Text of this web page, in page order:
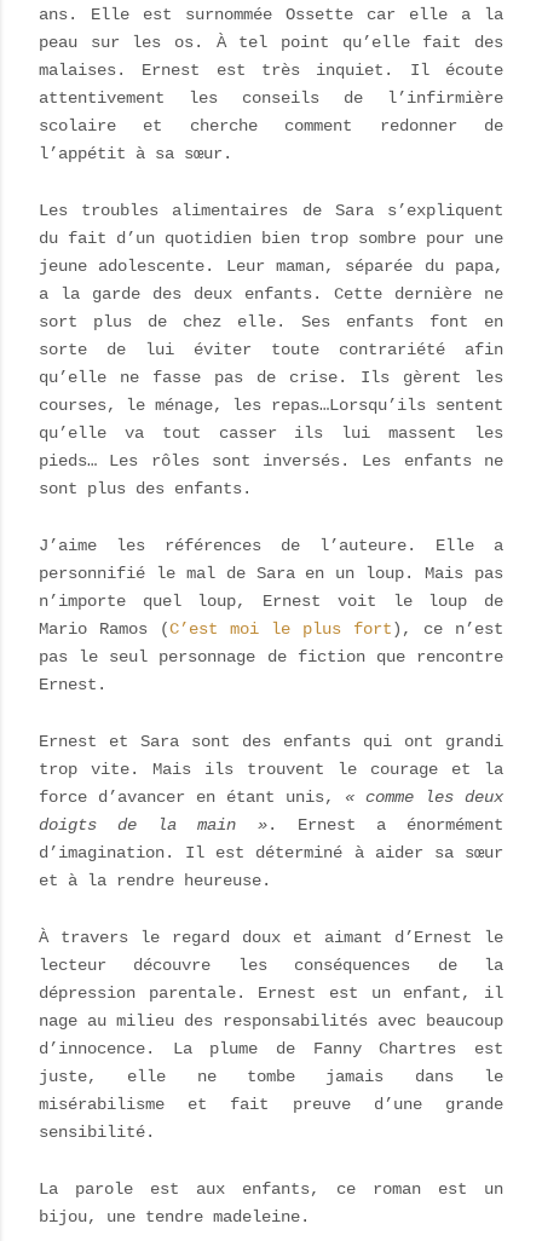
ans. Elle est surnommée Ossette car elle a la
peau sur les os. À tel point qu’elle fait des
malaises. Ernest est très inquiet. Il écoute
attentivement les conseils de l’infirmière
scolaire et cherche comment redonner de
l’appétit à sa sœur.
Les troubles alimentaires de Sara s’expliquent
du fait d’un quotidien bien trop sombre pour une
jeune adolescente. Leur maman, séparée du papa,
a la garde des deux enfants. Cette dernière ne
sort plus de chez elle. Ses enfants font en
sorte de lui éviter toute contrariété afin
qu’elle ne fasse pas de crise. Ils gèrent les
courses, le ménage, les repas…Lorsqu’ils sentent
qu’elle va tout casser ils lui massent les
pieds… Les rôles sont inversés. Les enfants ne
sont plus des enfants.
J’aime les références de l’auteure. Elle a
personnifié le mal de Sara en un loup. Mais pas
n’importe quel loup, Ernest voit le loup de
Mario Ramos (C’est moi le plus fort), ce n’est
pas le seul personnage de fiction que rencontre
Ernest.
Ernest et Sara sont des enfants qui ont grandi
trop vite. Mais ils trouvent le courage et la
force d’avancer en étant unis, « comme les deux
doigts de la main ». Ernest a énormément
d’imagination. Il est déterminé à aider sa sœur
et à la rendre heureuse.
À travers le regard doux et aimant d’Ernest le
lecteur découvre les conséquences de la
dépression parentale. Ernest est un enfant, il
nage au milieu des responsabilités avec beaucoup
d’innocence. La plume de Fanny Chartres est
juste, elle ne tombe jamais dans le
misérabilisme et fait preuve d’une grande
sensibilité.
La parole est aux enfants, ce roman est un
bijou, une tendre madeleine.